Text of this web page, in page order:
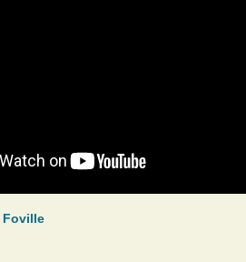
Foville